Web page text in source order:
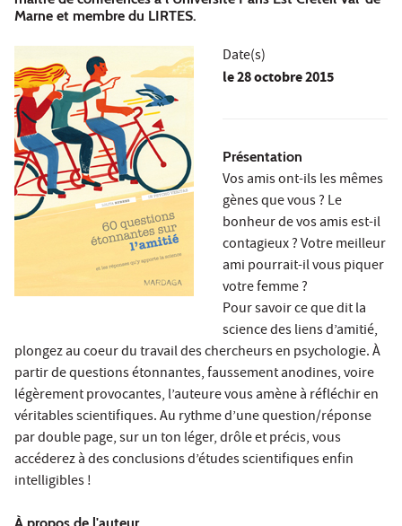
Marne et membre du LIRTES.
Date(s)
le28 octobre 2015
Présentation
Vos amis ont-ils les mêmes
gènes que vous ? Le
bonheur de vos amis est-il
contagieux ? Votre meilleur
ami pourrait-il vous piquer
votre femme ?
Pour savoir ce que dit la
science des liens d’amitié,
plongez au coeur du travail des chercheurs en psychologie. À
partir de questions étonnantes, faussement anodines, voire
légèrement provocantes, l’auteure vous amène à réfléchir en
véritables scientifiques. Au rythme d’une question/réponse
par double page, sur un ton léger, drôle et précis, vous
accéderez à des conclusions d’études scientifiques enfin
intelligibles !